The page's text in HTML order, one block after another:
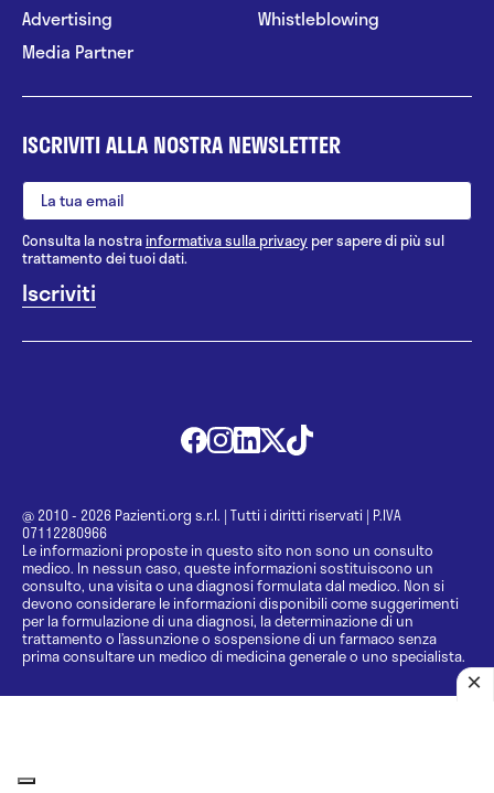
Advertising
Media Partner
Whistleblowing
ISCRIVITI ALLA NOSTRA NEWSLETTER
Consulta la nostrainformativa sulla privacy per sapere di più sul
trattamento dei tuoi dati.
@ 2010 - 2026 Pazienti.org s.r.l. | Tutti i diritti riservati | P.IVA
07112280966
Le informazioni proposte in questo sito non sono un consulto
medico. In nessun caso, queste informazioni sostituiscono un
consulto, una visita o una diagnosi formulata dal medico. Non si
devono considerare le informazioni disponibili come suggerimenti
per la formulazione di una diagnosi, la determinazione di un
trattamento o l’assunzione o sospensione di un farmaco senza
prima consultare un medico di medicina generale o uno specialista.